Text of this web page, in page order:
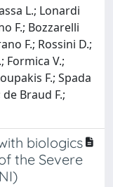
L.; Lonardi
F.; Bozzarelli
F.; Rossini D.;
Formica V.;
F.; Spada
Braud F.;
biologics
the Severe